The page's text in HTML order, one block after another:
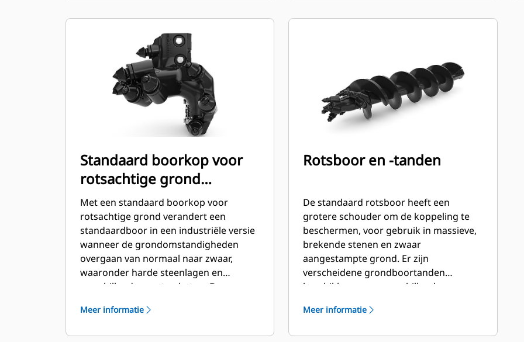
Standaard boorkop voor
rotsachtige grond
(opboutbaar)
Met een standaard boorkop voor
rotsachtige grond verandert een
standaardboor in een industriële versie
wanneer de grondomstandigheden
overgaan van normaal naar zwaar,
waaronder harde steenlagen en
verschillende soorten beton. Boren
wanneer de omstandigheden weer
Meer informatie
Rotsboor en -tanden
De standaard rotsboor heeft een
grotere schouder om de koppeling te
beschermen, voor gebruik in massieve,
brekende stenen en zwaar
aangestampte grond. Er zijn
verscheidene grondboortanden
beschikbaar voor verschillende
aan de buitenrand en een platte en/of
Meer informatie